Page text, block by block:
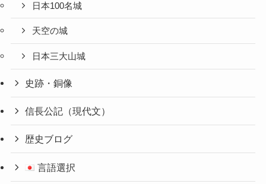
日本100名城
天空の城
日本三大山城
史跡・銅像
信長公記（現代文）
歴史ブログ
言語選択